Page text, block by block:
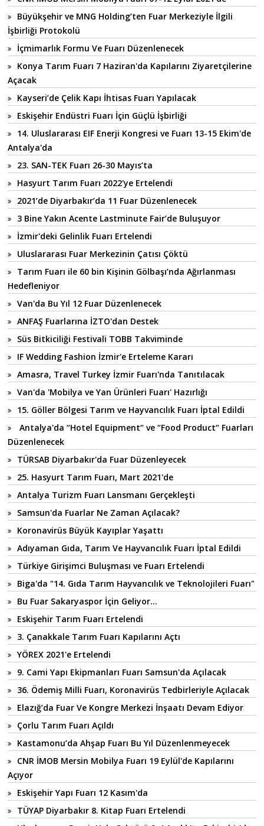
Büyükşehir ve MNG Holding’ten Fuar Merkeziyle İlgili
İşbirliği Protokolü
İçmimarlık Formu Ve Fuarı Düzenlenecek
Konya Tarım Fuarı 7 Haziran'da Kapılarını Ziyaretçilerine
Açacak
Kayseri’de Çelik Kapı İhtisas Fuarı Yapılacak
Eskişehir Endüstri Fuarı İçin Güçlü İşbirliği
14. Uluslararası EIF Enerji Kongresi ve Fuarı 13-15 Ekim'de
Antalya'da
23. SAN-TEK Fuarı 26-30 Mayıs’ta
Hasyurt Tarım Fuarı 2022'ye Ertelendi
2021’de Diyarbakır’da 11 Fuar Düzenlenecek
3 Bine Yakın Acente Lastminute Fair’de Buluşuyor
İzmir'deki Gelinlik Fuarı Ertelendi
Uluslararası Fuar Merkezinin Çatısı Çöktü
Tarım Fuarı ile 60 bin Kişinin Gölbaşı’nda Ağırlanması
Hedefleniyor
Van'da Bu Yıl 12 Fuar Düzenlenecek
ANFAŞ Fuarlarına İZTO'dan Destek
Süs Bitkiciliği Festivali TOBB Takviminde
IF Wedding Fashion İzmir'e Erteleme Kararı
Amasra, Travel Turkey İzmir Fuarı'nda Tanıtılacak
Van'da 'Mobilya ve Yan Ürünleri Fuarı' Hazırlığı
15. Göller Bölgesi Tarım ve Hayvancılık Fuarı İptal Edildi
Antalya'da “Hotel Equipment“ ve “Food Product“ Fuarları
Düzenlenecek
TÜRSAB Diyarbakır'da Fuar Düzenleyecek
25. Hasyurt Tarım Fuarı, Mart 2021'de
Antalya Turizm Fuarı Lansmanı Gerçekleşti
Samsun'da Fuarlar Ne Zaman Açılacak?
Koronavirüs Büyük Kayıplar Yaşattı
Adıyaman Gıda, Tarım Ve Hayvancılık Fuarı İptal Edildi
Türkiye Girişimci Buluşması ve Fuarı Ertelendi
Biga'da "14. Gıda Tarım Hayvancılık ve Teknolojileri Fuarı"
Bu Fuar Sakaryaspor İçin Geliyor...
Eskişehir Tarım Fuarı Ertelendi
3. Çanakkale Tarım Fuarı Kapılarını Açtı
YÖREX 2021'e Ertelendi
9. Cami Yapı Ekipmanları Fuarı Samsun'da Açılacak
36. Ödemiş Milli Fuarı, Koronavirüs Tedbirleriyle Açılacak
Elazığ’da Fuar Ve Kongre Merkezi İnşaatı Devam Ediyor
Çorlu Tarım Fuarı Açıldı
Kastamonu’da Ahşap Fuarı Bu Yıl Düzenlenmeyecek
CNR İMOB Mersin Mobilya Fuarı 19 Eylül'de Kapılarını
Açıyor
Eskişehir Yapı Fuarı 12 Kasım'da
TÜYAP Diyarbakır 8. Kitap Fuarı Ertelendi